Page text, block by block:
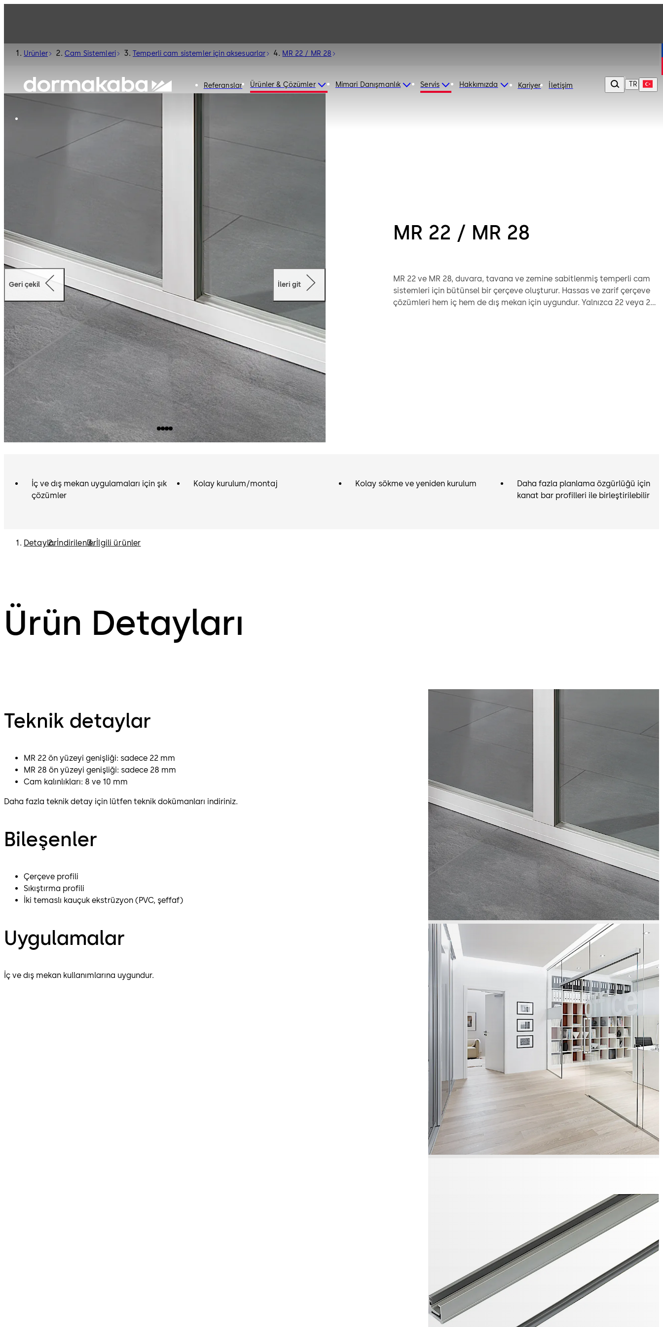
Referanslar Ürünler & Çözümler Mimari Danışmanlık Servis Hakkımızda Kariyer İletişim TR
Ürünler Cam Sistemleri Temperli cam sistemler için aksesuarlar MR 22 / MR 28
MR 22 / MR 28
MR 22 ve MR 28, duvara, tavana ve zemine sabitlenmiş temperli cam
sistemleri için bütünsel bir çerçeve oluşturur. Hassas ve zarif çerçeve
çözümleri hem iç hem de dış mekan için uygundur. Yalnızca 22 veya 28
Geri çekil İleri git
İç ve dış mekan uygulamaları için şık
çözümler
Kolay kurulum/montaj Kolay sökme ve yeniden kurulum
Daha fazla planlama özgürlüğü için
kanat bar profilleri ile birleştirilebilir
Detaylarİndirilenlerİlgili ürünler
Ürün Detayları
Teknik detaylar
MR 22 ön yüzeyi genişliği: sadece 22 mm
MR 28 ön yüzeyi genişliği: sadece 28 mm
Cam kalınlıkları: 8 ve 10 mm
Daha fazla teknik detay için lütfen teknik dokümanları indiriniz.
Bileşenler
Çerçeve profili
Sıkıştırma profili
İki temaslı kauçuk ekstrüzyon (PVC, şeffaf)
Uygulamalar
İç ve dış mekan kullanımlarına uygundur.